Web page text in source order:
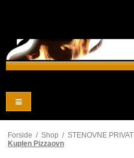
Forside / Shop / STENOVNE PRIVAT
Kuplen Pizzaovn